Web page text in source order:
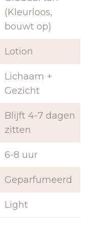
(Kleurloos,
bouwt op)
Lotion
Lichaam +
Gezicht
Blijft 4-7 dagen
zitten
6-8 uur
Geparfumeerd
Light